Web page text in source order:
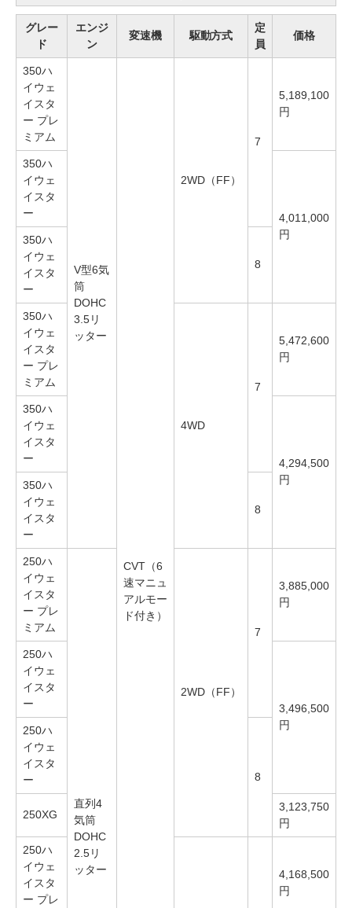
グレー
ド
エンジ
ン
変速機 駆動方式
定
員
価格
350ハ
イウェ
イスタ
ー プレ
ミアム
V型6気
筒
DOHC
3.5リ
ッター
CVT（6
速マニュ
アルモー
ド付き）
2WD（FF）
7
5,189,100
円
350ハ
イウェ
イスタ
ー
4,011,000
円
350ハ
イウェ
イスタ
ー
8
350ハ
イウェ
イスタ
ー プレ
ミアム
4WD
7
5,472,600
円
350ハ
イウェ
イスタ
ー
4,294,500
円
350ハ
イウェ
イスタ
ー
8
250ハ
イウェ
イスタ
ー プレ
ミアム
直列4
気筒
DOHC
2.5リ
ッター
2WD（FF）
7
3,885,000
円
250ハ
イウェ
イスタ
ー
3,496,500
円
250ハ
イウェ
イスタ
ー
8
250XG
3,123,750
円
250ハ
イウェ
イスタ
ー プレ
4,168,500
円